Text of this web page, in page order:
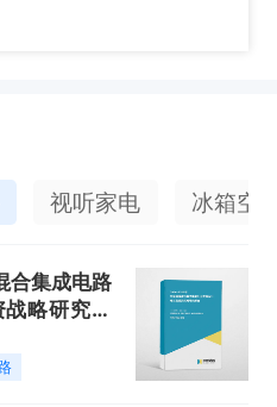
视听家电 冰箱空
集成电路
略研究报